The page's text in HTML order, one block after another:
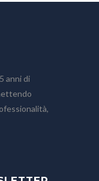
anni di